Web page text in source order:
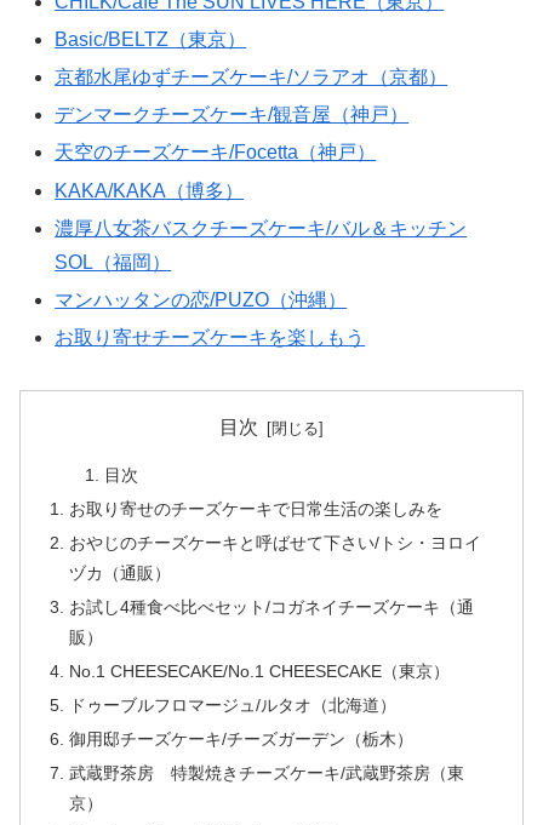
Basic/BELTZ（東京）
京都水尾ゆずチーズケーキ/ソラアオ（京都）
デンマークチーズケーキ/観音屋（神戸）
天空のチーズケーキ/Focetta（神戸）
KAKA/KAKA（博多）
濃厚八女茶バスクチーズケーキ/バル＆キッチン
SOL（福岡）
マンハッタンの恋/PUZO（沖縄）
お取り寄せチーズケーキを楽しもう
目次
目次
お取り寄せのチーズケーキで日常生活の楽しみを
おやじのチーズケーキと呼ばせて下さい/トシ・ヨロイ
ヅカ（通販）
お試し4種食べ比べセット/コガネイチーズケーキ（通
販）
No.1 CHEESECAKE/No.1 CHEESECAKE（東京）
ドゥーブルフロマージュ/ルタオ（北海道）
御用邸チーズケーキ/チーズガーデン（栃木）
武蔵野茶房 特製焼きチーズケーキ/武蔵野茶房（東
京）